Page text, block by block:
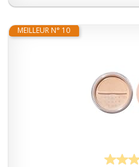
MEILLEUR N° 10